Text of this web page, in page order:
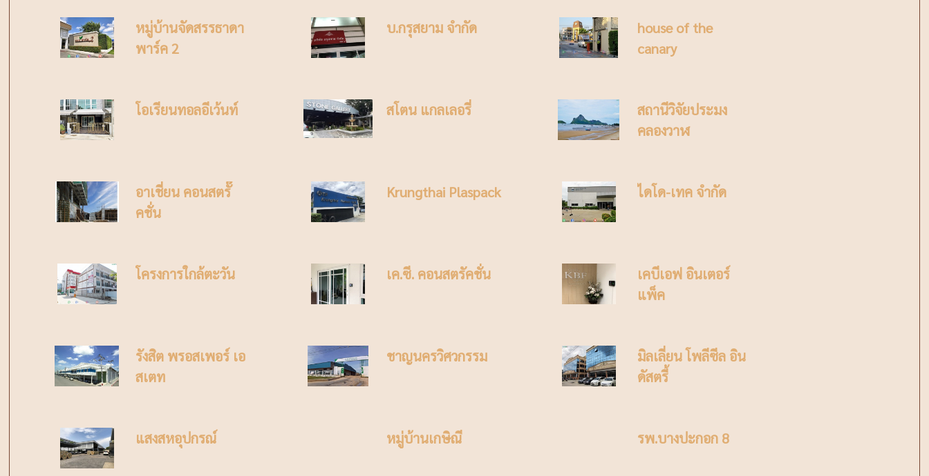
หมู่บ้านจัดสรรธาดา
พาร์ค 2
บ.กรุสยาม จำกัด
house of the
canary
โอเรียนทอลอีเว้นท์ สโตน แกลเลอรี่
สถานีวิจัยประมง
คลองวาฬ
อาเชี่ยน คอนสตรั๊
คชั่น
Krungthai Plaspack ไดโด-เทค จำกัด
โครงการใกล้ตะวัน เค.ซี. คอนสตรัคชั่น
เคบีเอฟ อินเตอร์
แพ็ค
รังสิต พรอสเพอร์ เอ
สเตท
ชาญนครวิศวกรรม
มิลเลี่ยน โพลีซีล อิน
ดัสตรี้
แสงสหอุปกรณ์ หมู่บ้านเกษิณี รพ.บางปะกอก 8